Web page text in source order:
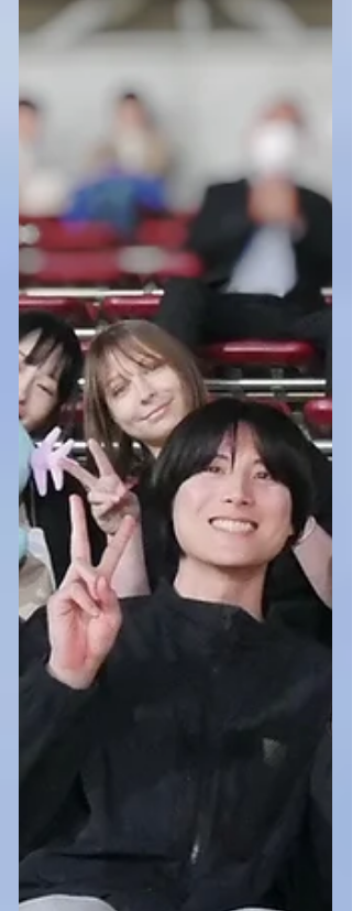
が、多くの先生方から温かいご関心と
貴重なご意見を賜りましたこと、心よ
向性について、改善、再構成すべき点
も少しずつではありますが見えてまい
りました。今後さらに研究に励み、本
研究を形にできるよう努めてまいりま
す。